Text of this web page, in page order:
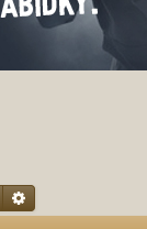
Hledat